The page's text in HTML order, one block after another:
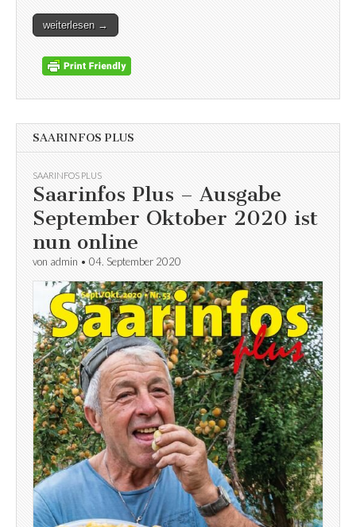
weiterlesen →
SAARINFOS PLUS
SAARINFOS PLUS
Saarinfos Plus – Ausgabe
September Oktober 2020 ist
nun online
von admin • 04. September 2020